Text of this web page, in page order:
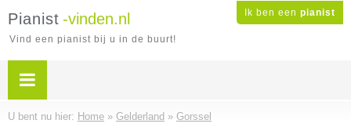
Ik ben een pianist
Pianist -vinden.nl
Vind een pianist bij u in de buurt!
U bent nu hier: Home » Gelderland » Gorssel